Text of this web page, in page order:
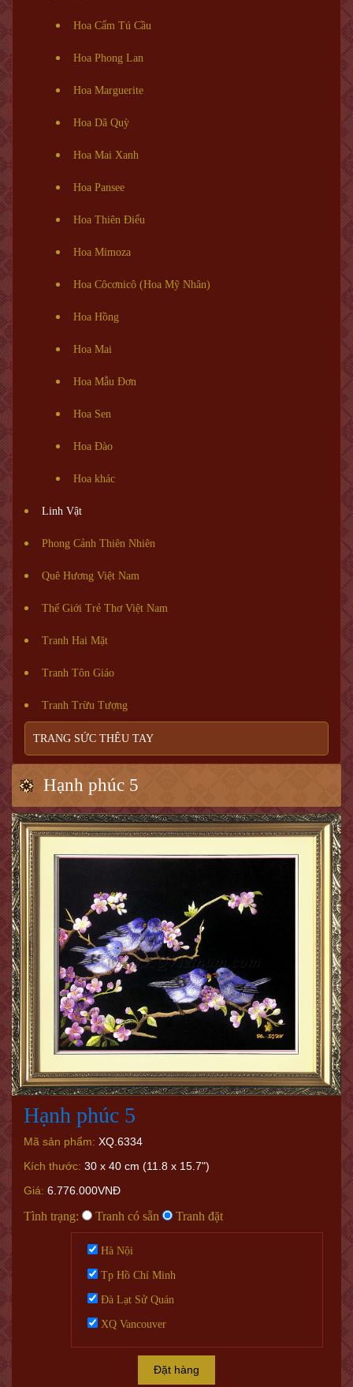
Hoa Cẩm Tú Cầu
Hoa Phong Lan
Hoa Marguerite
Hoa Dã Quỳ
Hoa Mai Xanh
Hoa Pansee
Hoa Thiên Điểu
Hoa Mimoza
Hoa Côcơnicô (Hoa Mỹ Nhân)
Hoa Hồng
Hoa Mai
Hoa Mẫu Đơn
Hoa Sen
Hoa Đào
Hoa khác
Linh Vật
Phong Cảnh Thiên Nhiên
Quê Hương Việt Nam
Thế Giới Trẻ Thơ Việt Nam
Tranh Hai Mặt
Tranh Tôn Giáo
Tranh Trừu Tượng
TRANG SỨC THÊU TAY
Hạnh phúc 5
Hạnh phúc 5
Mã sản phẩm: XQ.6334
Kích thước: 30 x 40 cm (11.8 x 15.7")
Giá: 6.776.000VNĐ
Tình trạng: Tranh có sẵn Tranh đặt
Hà Nội
Tp Hồ Chí Minh
Đà Lạt Sử Quán
XQ Vancouver
Đặt hàng